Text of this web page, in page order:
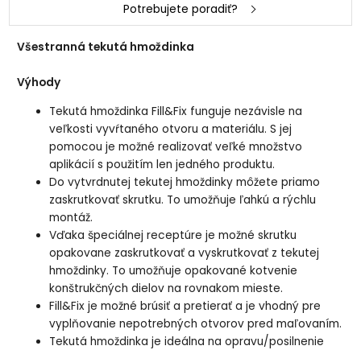
Potrebujete poradiť?
Všestranná tekutá hmoždinka
Výhody
Tekutá hmoždinka Fill&Fix funguje nezávisle na
veľkosti vyvŕtaného otvoru a materiálu. S jej
pomocou je možné realizovať veľké množstvo
aplikácií s použitím len jedného produktu.
Do vytvrdnutej tekutej hmoždinky môžete priamo
zaskrutkovať skrutku. To umožňuje ľahkú a rýchlu
montáž.
Vďaka špeciálnej receptúre je možné skrutku
opakovane zaskrutkovať a vyskrutkovať z tekutej
hmoždinky. To umožňuje opakované kotvenie
konštrukčných dielov na rovnakom mieste.
Fill&Fix je možné brúsiť a pretierať a je vhodný pre
vyplňovanie nepotrebných otvorov pred maľovaním.
Tekutá hmoždinka je ideálna na opravu/posilnenie